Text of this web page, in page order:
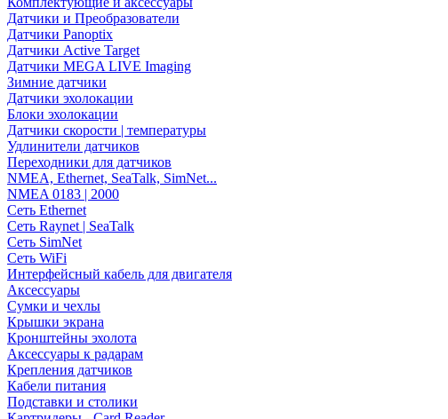
Датчики и Преобразователи
Датчики Panoptix
Датчики Active Target
Датчики MEGA LIVE Imaging
Зимние датчики
Датчики эхолокации
Блоки эхолокации
Датчики скорости | температуры
Удлинители датчиков
Переходники для датчиков
NMEA, Ethernet, SeaTalk, SimNet...
NMEA 0183 | 2000
Сеть Ethernet
Сеть Raynet | SeaTalk
Сеть SimNet
Сеть WiFi
Интерфейсный кабель для двигателя
Аксессуары
Сумки и чехлы
Крышки экрана
Кронштейны эхолота
Аксессуары к радарам
Крепления датчиков
Кабели питания
Подставки и столики